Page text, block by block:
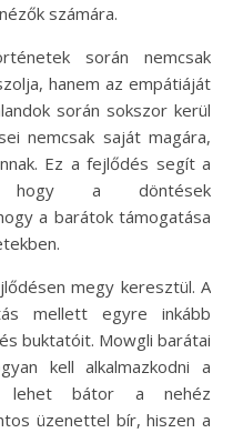
számára.
során nemcsak
hanem az empátiáját
során sokszor kerül
nemcsak saját magára,
Ez a fejlődés segít a
hogy a döntések
a barátok támogatása
megy keresztül. A
mellett egyre inkább
buktatóit. Mowgli barátai
kell alkalmazkodni a
lehet bátor a nehéz
üzenettel bír, hiszen a